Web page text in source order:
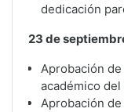
dedicación
23 de
Aprobación
académico
Aprobación